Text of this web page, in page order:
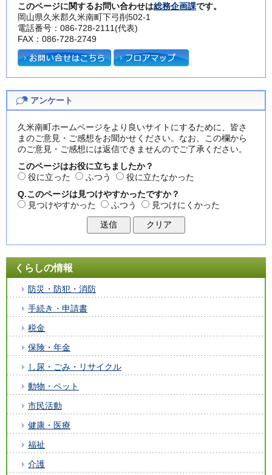
このページに関するお問い合わせは総務企画課です。
岡山県久米郡久米南町下弓削502-1
電話番号：086-728-2111(代表)
FAX：086-728-2749
アンケート
久米南町ホームページをより良いサイトにするために、皆さ
まのご意見・ご感想をお聞かせください。なお、この欄から
のご意見・ご感想には返信できませんのでご了承ください。
このページはお役に立ちましたか？
役に立った
ふつう
役に立たなかった
Q.このページは見つけやすかったですか？
見つけやすかった
ふつう 見つけにくかった
くらしの情報
防災・防犯・消防
手続き・申請書
税金
保険・年金
し尿・ごみ・リサイクル
動物・ペット
市民活動
健康・医療
福祉
介護